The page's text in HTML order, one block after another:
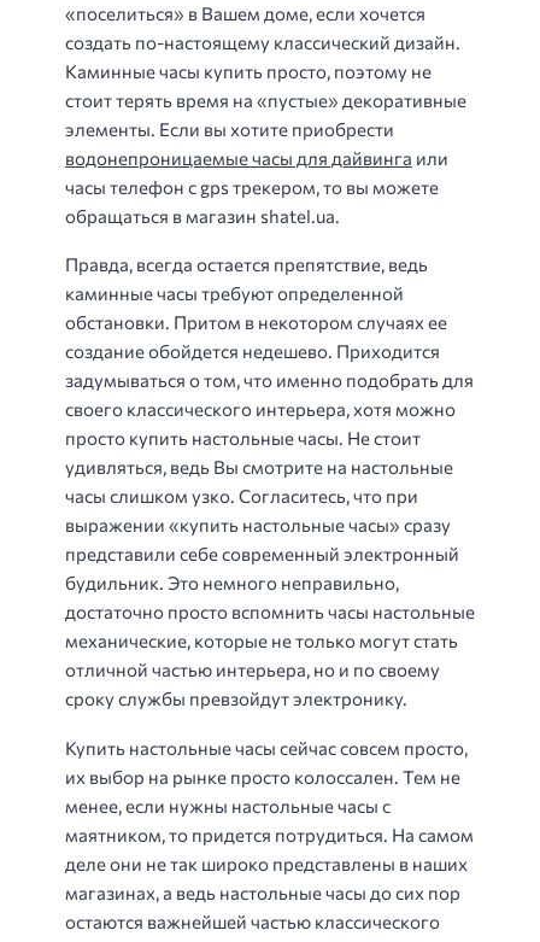
«поселиться» в Вашем доме, если хочется
создать по-настоящему классический дизайн.
Каминные часы купить просто, поэтому не
стоит терять время на «пустые» декоративные
элементы. Если вы хотите приобрести
водонепроницаемые часы для дайвинга или
часы телефон с gps трекером, то вы можете
обращаться в магазин shatel.ua.
Правда, всегда остается препятствие, ведь
каминные часы требуют определенной
обстановки. Притом в некотором случаях ее
создание обойдется недешево. Приходится
задумываться о том, что именно подобрать для
своего классического интерьера, хотя можно
просто купить настольные часы. Не стоит
удивляться, ведь Вы смотрите на настольные
часы слишком узко. Согласитесь, что при
выражении «купить настольные часы» сразу
представили себе современный электронный
будильник. Это немного неправильно,
достаточно просто вспомнить часы настольные
механические, которые не только могут стать
отличной частью интерьера, но и по своему
сроку службы превзойдут электронику.
Купить настольные часы сейчас совсем просто,
их выбор на рынке просто колоссален. Тем не
менее, если нужны настольные часы с
маятником, то придется потрудиться. На самом
деле они не так широко представлены в наших
магазинах, а ведь настольные часы до сих пор
остаются важнейшей частью классического